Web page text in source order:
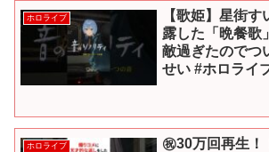
ホロライブ
【歌姫】星街
露した「晩餐歌
敵過ぎたので
せい #ホロライ
ホロライブ
㊗️30万回再生！